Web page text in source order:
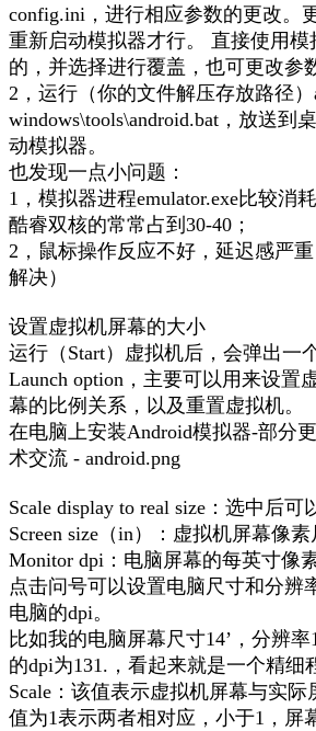
config.ini，进行相应参数的更改。
重新启动模拟器才行。 直接使用
的，并选择进行覆盖，也可更改参
2，运行（你的文件解压存放路径）
windows\tools\android.bat，放送到
动模拟器。
也发现一点小问题：
1，模拟器进程emulator.exe比较消
酷睿双核的常常占到30-40；
2，鼠标操作反应不好，延迟感严
解决）
设置虚拟机屏幕的大小
运行（Start）虚拟机后，会弹出一
Launch option，主要可以用来设置
幕的比例关系，以及重置虚拟机。
在电脑上安装Android模拟器-部分
术交流 - android.png
Scale display to real size：选中后可
Screen size（in）：虚拟机屏幕像素
Monitor dpi：电脑屏幕的每英寸像
点击问号可以设置电脑尺寸和分辨
电脑的dpi。
比如我的电脑屏幕尺寸14’，分辨
的dpi为131.，看起来就是一个精细
Scale：该值表示虚拟机屏幕与实际
值为1表示两者相对应，小于1，屏